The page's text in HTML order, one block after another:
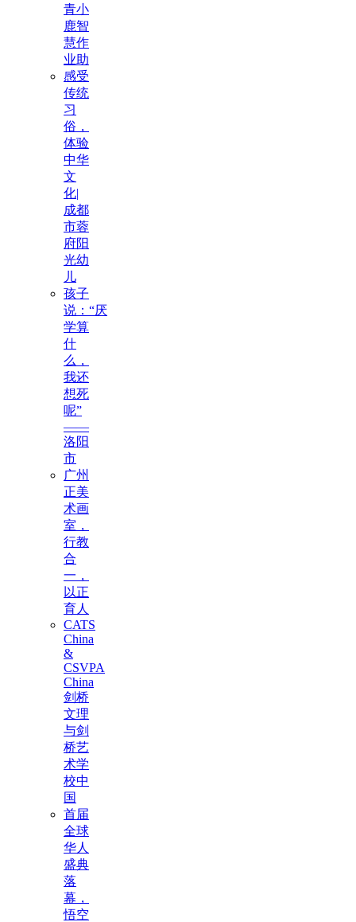
青小
鹿智
慧作
业助
感受
传统
习
俗，
体验
中华
文
化|
成都
市蓉
府阳
光幼
儿
孩子
说：“厌
学算
什
么，
我还
想死
呢”
——
洛阳
市
广州
正美
术画
室，
行教
合
一，
以正
育人
CATS
China
&
CSVPA
China
剑桥
文理
与剑
桥艺
术学
校中
国
首届
全球
华人
盛典
落
幕，
悟空